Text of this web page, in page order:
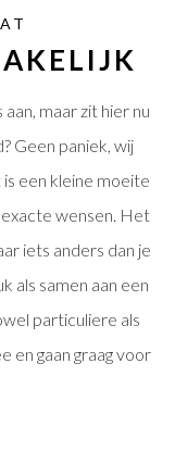
maar zit hier nu
Geen paniek, wij
een kleine moeite
wensen. Het
iets anders dan je
als samen aan een
particuliere als
en gaan graag voor